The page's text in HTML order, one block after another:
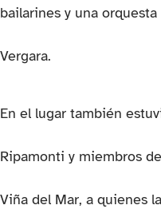
bailarines y una
Vergara.
En el lugar también
Ripamonti y miembros
Viña del Mar, a quienes